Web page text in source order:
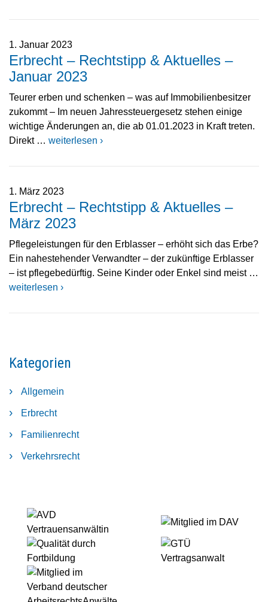
1. Januar 2023
Erbrecht – Rechtstipp & Aktuelles –
Januar 2023
Teurer erben und schenken – was auf Immobilienbesitzer
zukommt – Im neuen Jahressteuergesetz stehen einige
wichtige Änderungen an, die ab 01.01.2023 in Kraft treten.
Direkt … weiterlesen ›
1. März 2023
Erbrecht – Rechtstipp & Aktuelles –
März 2023
Pflegeleistungen für den Erblasser – erhöht sich das Erbe?
Ein nahestehender Verwandter – der zukünftige Erblasser
– ist pflegebedürftig. Seine Kinder oder Enkel sind meist …
weiterlesen ›
Kategorien
Allgemein
Erbrecht
Familienrecht
Verkehrsrecht
AVD
Vertrauensanwältin
Mitglied
im
DAV
Qualität
durch
Fortbildung
GTÜ
Vertragsanwalt
vdaa